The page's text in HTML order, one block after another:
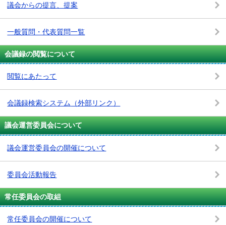
議会からの提言、提案
一般質問・代表質問一覧
会議録の閲覧について
閲覧にあたって
会議録検索システム （外部リンク）
議会運営委員会について
議会運営委員会の開催について
委員会活動報告
常任委員会の取組
常任委員会の開催について